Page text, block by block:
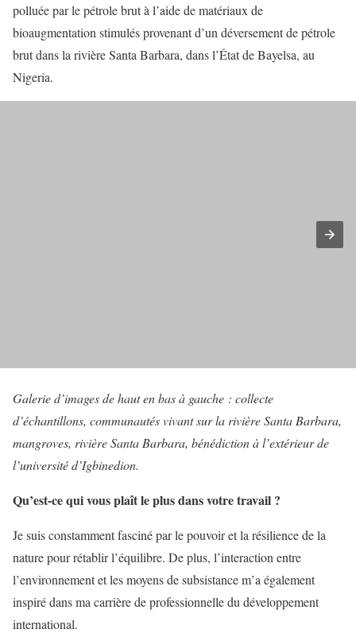
polluée par le pétrole brut à l’aide de matériaux de
bioaugmentation stimulés provenant d’un déversement de pétrole
brut dans la rivière Santa Barbara, dans l’État de Bayelsa, au
Nigeria.
Galerie d’images de haut en bas à gauche : collecte
d’échantillons, communautés vivant sur la rivière Santa Barbara,
mangroves, rivière Santa Barbara, bénédiction à l’extérieur de
l’université d’Igbinedion.
Qu’est-ce qui vous plaît le plus dans votre travail ?
Je suis constamment fasciné par le pouvoir et la résilience de la
nature pour rétablir l’équilibre. De plus, l’interaction entre
l’environnement et les moyens de subsistance m’a également
inspiré dans ma carrière de professionnelle du développement
international.